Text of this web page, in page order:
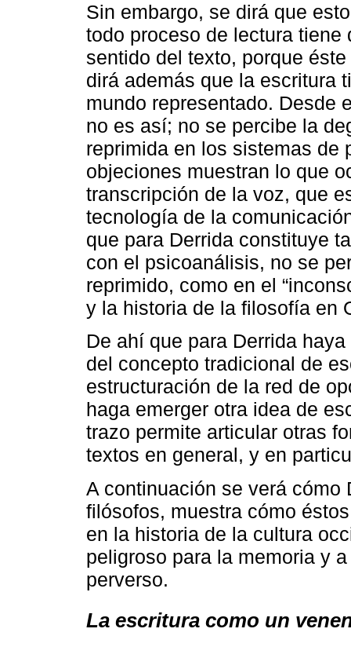
Sin embargo, se dirá que
todo proceso de lectura
sentido del texto, porque
dirá además que la escritura
mundo representado. Desde
no es así; no se percibe la
reprimida en los sistemas de
objeciones muestran lo que
transcripción de la voz, que
tecnología de la
que para Derrida constituye
con el psicoanálisis, no se
reprimido, como en el
y la historia de la filosofía en
De ahí que para Derrida
del concepto tradicional de
estructuración de la red de
haga emerger otra idea de
trazo permite articular otras
textos en general, y en
A continuación se verá cómo
filósofos, muestra cómo
en la historia de la cultura
peligroso para la memoria y
perverso.
La escritura como un